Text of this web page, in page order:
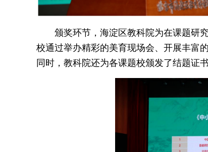
颁奖环节，海淀区教科院为在课题研
校通过举办精彩的美育现场会、开展丰富
同时，教科院还为各课题校颁发了结题证